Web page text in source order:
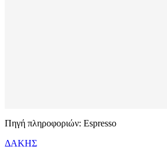
Πηγή πληροφοριών: Espresso
ΔΑΚΗΣ